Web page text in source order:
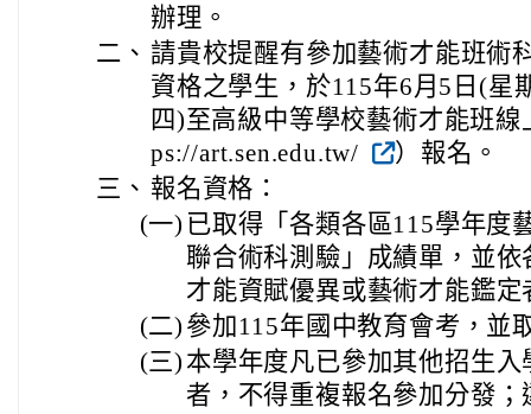
辦理。
二、 請貴校提醒有參加藝術才能班術
資格之學生，於115年6月5日(星
四)至高級中等學校藝術才能班
ps://art.sen.edu.tw/
）報名。
三、 報名資格：
(一) 已取得「各類各區115學年度
聯合術科測驗」成績單，並
才能資賦優異或藝術才能鑑定
(二) 參加115年國中教育會考，並
(三) 本學年度凡已參加其他招生
者，不得重複報名參加分發